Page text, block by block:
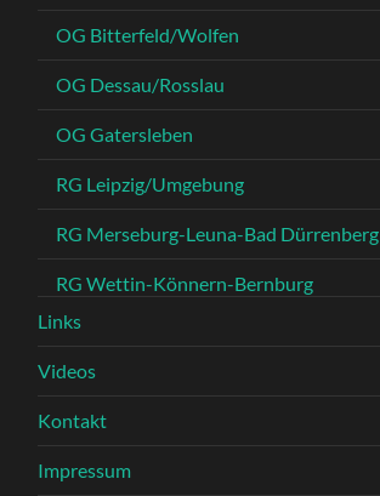
OG Bitterfeld/Wolfen
OG Dessau/Rosslau
OG Gatersleben
RG Leipzig/Umgebung
RG Merseburg-Leuna-Bad Dürrenberg
RG Wettin-Könnern-Bernburg
Links
Videos
Kontakt
Impressum